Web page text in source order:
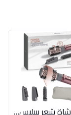
AS960 فرشاة شعر بيبليس هوائية 1000 وات